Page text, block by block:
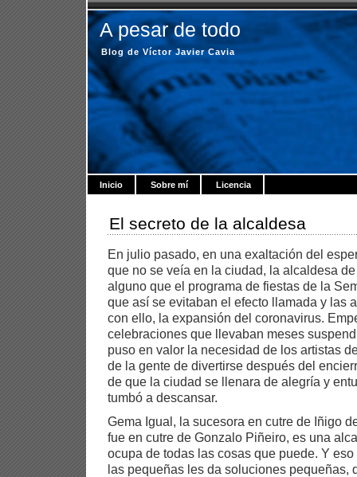
A pesar de todo
Blog de Víctor Javier Cavia
Inicio Sobre mí Licencia
El secreto de la alcaldesa
En julio pasado, en una exaltación del
que no se veía en la ciudad, la alcaldesa
alguno que el programa de fiestas de la
que así se evitaban el efecto llamada y las
con ello, la expansión del coronavirus.
celebraciones que llevaban meses
puso en valor la necesidad de los artistas
de la gente de divertirse después del
de que la ciudad se llenara de alegría y
tumbó a descansar.
Gema Igual, la sucesora en cutre de Iñigo
fue en cutre de Gonzalo Piñeiro, es una
ocupa de todas las cosas que puede. Y
las pequeñas les da soluciones pequeñas,